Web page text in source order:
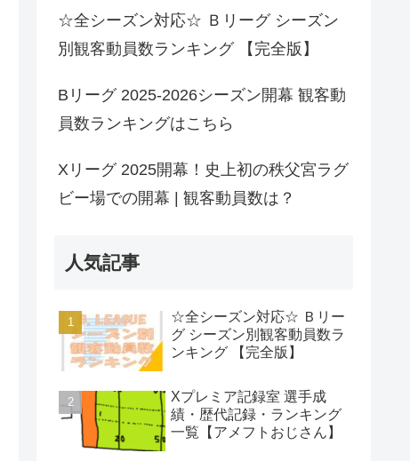
☆全シーズン対応☆ Ｂリーグ シーズン
別観客動員数ランキング 【完全版】
Bリーグ 2025-2026シーズン開幕 観客動
員数ランキングはこちら
Xリーグ 2025開幕！史上初の秩父宮ラグ
ビー場での開幕 | 観客動員数は？
人気記事
☆全シーズン対応☆ Ｂリー
グ シーズン別観客動員数ラ
ンキング 【完全版】
Xプレミア記録室 選手成
績・歴代記録・ランキング
一覧【アメフトおじさん】